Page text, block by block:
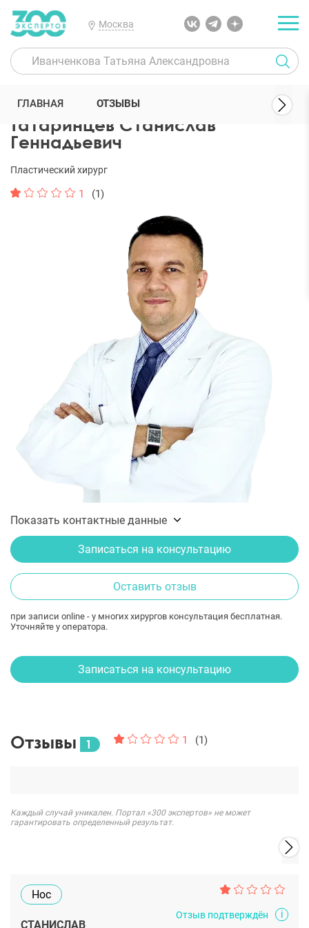
Москва
300 Экспертов Пластические хирурги Татаринцев Станислав
Татаринцев Станислав
Геннадьевич
Пластический хирург
1 (1)
Показать контактные данные
Записаться на консультацию
Оставить отзыв
при записи online - у многих хирургов консультация бесплатная.
Уточняйте у оператора.
ГЛАВНАЯ ОТЗЫВЫ
Записаться на консультацию
Отзывы 1 1 (1)
Каждый случай уникален. Портал «300 экспертов» не может
гарантировать определенный результат.
Отзыв подтверждён i
Нос
СТАНИСЛАВ